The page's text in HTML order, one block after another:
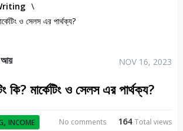
\
ও সেলস এর পার্থক্য?
আয় NOV 16, 2023
কি? মার্কেটিং ও সেলস এর পার্থক্য?
, INCOME 164Total views
No comments